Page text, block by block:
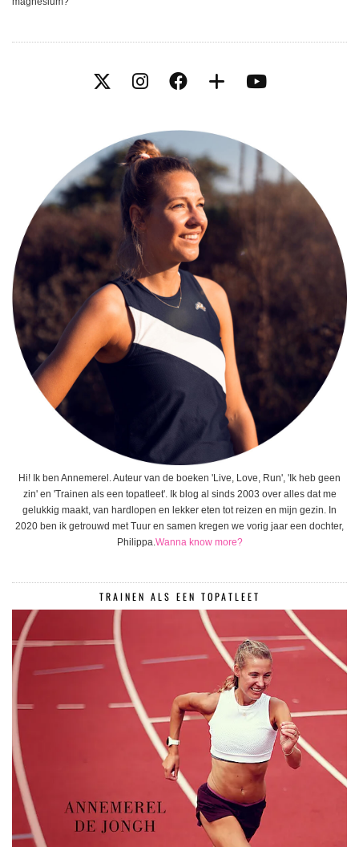
Hi! Ik ben Annemerel. Auteur van de boeken 'Live, Love, Run', 'Ik heb geen
zin' en 'Trainen als een topatleet'. Ik blog al sinds 2003 over alles dat me
gelukkig maakt, van hardlopen en lekker eten tot reizen en mijn gezin. In
2020 ben ik getrouwd met Tuur en samen kregen we vorig jaar een dochter,
Philippa. Wanna know more?
TRAINEN ALS EEN TOPATLEET